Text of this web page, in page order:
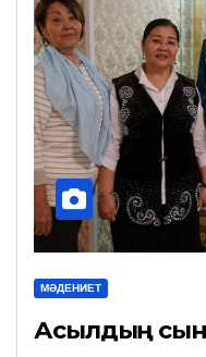
МӘДЕНИЕТ
Асылдың